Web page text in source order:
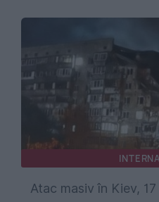
Atac masiv în Kiev,